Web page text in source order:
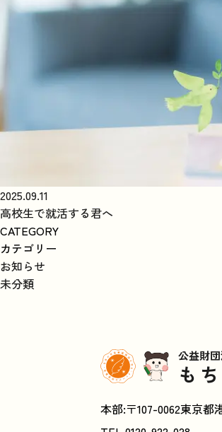
2025.09.11
高校生で就活する君へ
CATEGORY
カテゴリー
お知らせ
未分類
公益財
も
本部:〒107-0062東京都